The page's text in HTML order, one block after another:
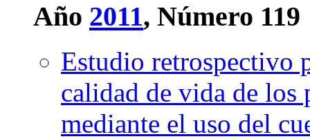
Año 2011, Número 119
Estudio retrospectivo
calidad de vida de los
mediante el uso del